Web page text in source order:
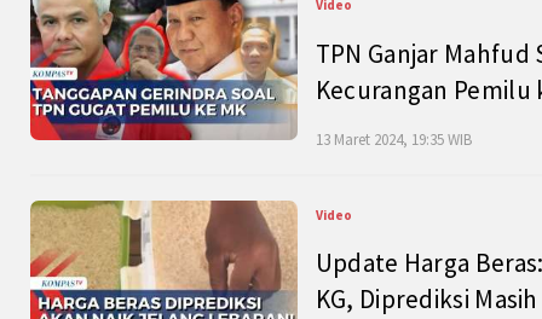
Video
TPN Ganjar Mahfud
Kecurangan Pemilu
13 Maret 2024, 19:35 WIB
Video
Update Harga
KG, Diprediksi